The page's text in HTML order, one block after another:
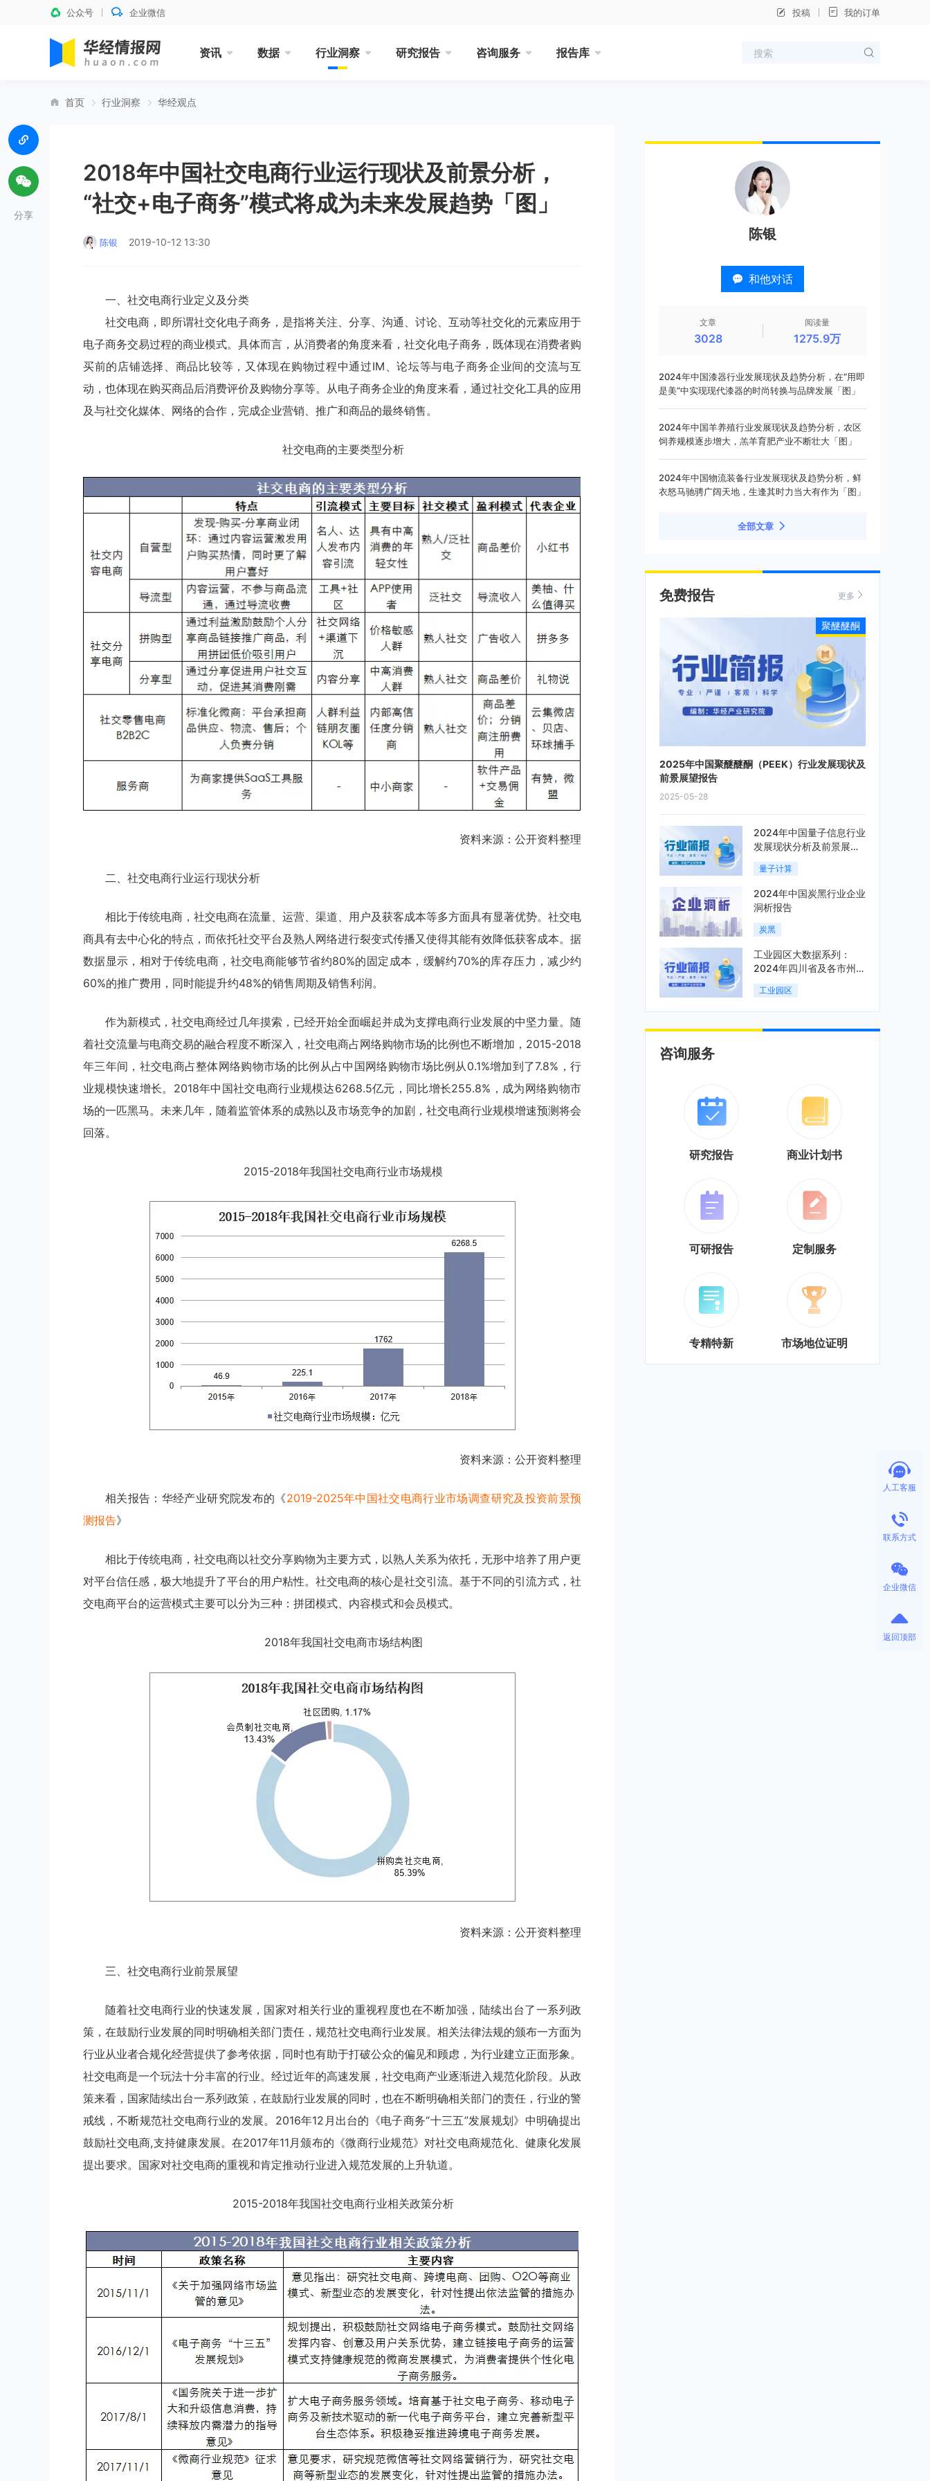
公众号 企业微信 投稿 我的订单
资讯 数据 行业洞察 研究报告 咨询服务 报告库
首页 行业洞察 华经观点
2018年中国社交电商行业运行现状及前景分析，
“社交+电子商务”模式将成为未来发展趋势「图」
陈银 2019-10-12 13:30
一、社交电商行业定义及分类
社交电商，即所谓社交化电子商务，是指将关注、分享、沟通、讨论、互动等社交化的元素应用于
电子商务交易过程的商业模式。具体而言，从消费者的角度来看，社交化电子商务，既体现在消费者购
买前的店铺选择、商品比较等，又体现在购物过程中通过IM、论坛等与电子商务企业间的交流与互
动，也体现在购买商品后消费评价及购物分享等。从电子商务企业的角度来看，通过社交化工具的应用
及与社交化媒体、网络的合作，完成企业营销、推广和商品的最终销售。
社交电商的主要类型分析
资料来源：公开资料整理
二、社交电商行业运行现状分析
相比于传统电商，社交电商在流量、运营、渠道、用户及获客成本等多方面具有显著优势。社交电
商具有去中心化的特点，而依托社交平台及熟人网络进行裂变式传播又使得其能有效降低获客成本。据
数据显示，相对于传统电商，社交电商能够节省约80%的固定成本，缓解约70%的库存压力，减少约
60%的推广费用，同时能提升约48%的销售周期及销售利润。
作为新模式，社交电商经过几年摸索，已经开始全面崛起并成为支撑电商行业发展的中坚力量。随
着社交流量与电商交易的融合程度不断深入，社交电商占网络购物市场的比例也不断增加，2015-2018
年三年间，社交电商占整体网络购物市场的比例从占中国网络购物市场比例从0.1%增加到了7.8%，行
业规模快速增长。2018年中国社交电商行业规模达6268.5亿元，同比增长255.8%，成为网络购物市
场的一匹黑马。未来几年，随着监管体系的成熟以及市场竞争的加剧，社交电商行业规模增速预测将会
回落。
2015-2018年我国社交电商行业市场规模
资料来源：公开资料整理
相关报告：华经产业研究院发布的《2019-2025年中国社交电商行业市场调查研究及投资前景预
测报告》
相比于传统电商，社交电商以社交分享购物为主要方式，以熟人关系为依托，无形中培养了用户更
对平台信任感，极大地提升了平台的用户粘性。社交电商的核心是社交引流。基于不同的引流方式，社
交电商平台的运营模式主要可以分为三种：拼团模式、内容模式和会员模式。
2018年我国社交电商市场结构图
资料来源：公开资料整理
三、社交电商行业前景展望
随着社交电商行业的快速发展，国家对相关行业的重视程度也在不断加强，陆续出台了一系列政
策，在鼓励行业发展的同时明确相关部门责任，规范社交电商行业发展。相关法律法规的颁布一方面为
行业从业者合规化经营提供了参考依据，同时也有助于打破公众的偏见和顾虑，为行业建立正面形象。
社交电商是一个玩法十分丰富的行业。经过近年的高速发展，社交电商产业逐渐进入规范化阶段。从政
策来看，国家陆续出台一系列政策，在鼓励行业发展的同时，也在不断明确相关部门的责任，行业的警
戒线，不断规范社交电商行业的发展。2016年12月出台的《电子商务“十三五”发展规划》中明确提出
鼓励社交电商,支持健康发展。在2017年11月颁布的《微商行业规范》对社交电商规范化、健康化发展
提出要求。国家对社交电商的重视和肯定推动行业进入规范发展的上升轨道。
2015-2018年我国社交电商行业相关政策分析
分享
陈银
和他对话
文章
3028
阅读量
1275.9万
2024年中国漆器行业发展现状及趋势分析，在“用即
是美”中实现现代漆器的时尚转换与品牌发展「图」
2024年中国羊养殖行业发展现状及趋势分析，农区
饲养规模逐步增大，羔羊育肥产业不断壮大「图」
2024年中国物流装备行业发展现状及趋势分析，鲜
衣怒马驰骋广阔天地，生逢其时力当大有作为「图」
全部文章
免费报告 更多
2025年中国聚醚醚酮（PEEK）行业发展现状及
前景展望报告
2025-05-28
聚醚醚酮
2024年中国量子信息行业
发展现状分析及前景展望
报告
量子计算
2024年中国炭黑行业企业
洞析报告
炭黑
工业园区大数据系列：
2024年四川省及各市州工
业园区全景洞析报告
工业园区
咨询服务
研究报告 商业计划书
可研报告 定制服务
专精特新 市场地位证明
人工客服
联系方式
企业微信
返回顶部